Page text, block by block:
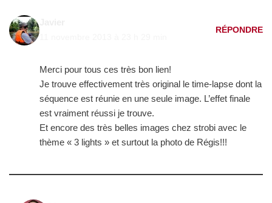
RÉPONDRE
Merci pour tous ces très bon lien!
Je trouve effectivement très original le time-lapse dont la
séquence est réunie en une seule image. L’effet finale
est vraiment réussi je trouve.
Et encore des très belles images chez strobi avec le
thème « 3 lights » et surtout la photo de Régis!!!